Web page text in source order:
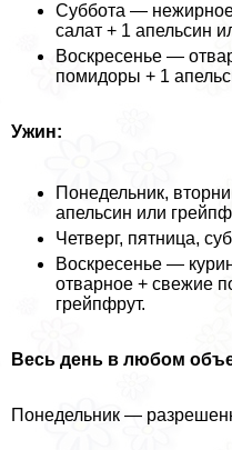
Суббота — нежирное
салат + 1 апельсин
Воскресенье —
помидоры + 1
Ужин:
Понедельник,
апельсин или
Четверг, пятница,
Воскресенье —
отварное + свежие
грейпфрут.
Весь день в любом
Понедельник —